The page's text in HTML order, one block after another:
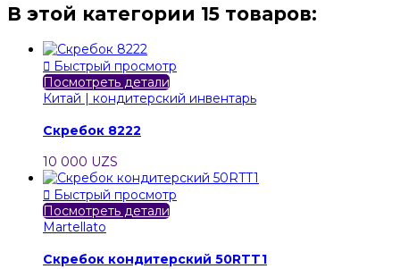
В этой категории 15 товаров:
 Быстрый просмотр
Посмотреть детали
Китай | кондитерский инвентарь
Скребок 8222
10 000 UZS
 Быстрый просмотр
Посмотреть детали
Martellato
Скребок кондитерский 50RTT1